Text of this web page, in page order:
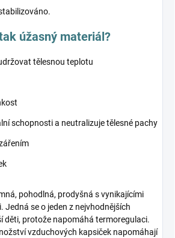
úžasný materiál?
tělesnou teplotu
schopnosti a neutralizuje tělesné pachy
pohodlná, prodyšná s vynikajícími
se o jeden z nejvhodnějších
děti, protože napomáhá termoregulaci.
vzduchových kapsiček napomáhají